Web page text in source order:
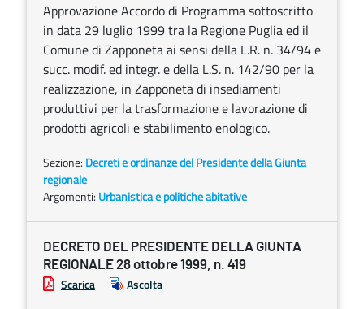
Approvazione Accordo di Programma sottoscritto
in data 29 luglio 1999 tra la Regione Puglia ed il
Comune di Zapponeta ai sensi della L.R. n. 34/94 e
succ. modif. ed integr. e della L.S. n. 142/90 per la
realizzazione, in Zapponeta di insediamenti
produttivi per la trasformazione e lavorazione di
prodotti agricoli e stabilimento enologico.
Sezione: Decreti e ordinanze del Presidente della Giunta
regionale
Argomenti: Urbanistica e politiche abitative
DECRETO DEL PRESIDENTE DELLA GIUNTA
REGIONALE 28 ottobre 1999, n. 419
Scarica Ascolta